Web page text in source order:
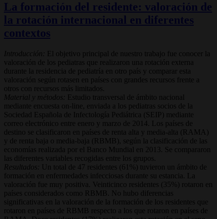
La formación del residente: valoración de
la rotación internacional en diferentes
contextos
Introducción:
El objetivo principal de nuestro trabajo fue conocer la
valoración de los pediatras que realizaron una rotación externa
durante la residencia de pediatría en otro país y comparar esta
valoración según rotasen en países con grandes recursos frente a
otros con recursos más limitados.
Material y métodos:
Estudio transversal de ámbito nacional
mediante encuesta on-line, enviada a los pediatras socios de la
Sociedad Española de Infectología Pediátrica (SEIP) mediante
correo electrónico entre enero y marzo de 2014. Los países de
destino se clasificaron en países de renta alta y media-alta (RAMA)
y de renta baja o media-baja (RBMB), según la clasificación de las
economías realizada por el Banco Mundial en 2013. Se compararon
las diferentes variables recogidas entre los grupos.
Resultados:
Un total de 47 residentes (61%) tuvieron un ámbito de
formación en enfermedades infecciosas durante su estancia. La
valoración fue muy positiva. Veinticinco residentes (35%) rotaron en
países considerados como RBMB. No hubo diferencias
significativas en la valoración de la formación de los residentes que
rotaron en países de RBMB respecto a los que rotaron en países de